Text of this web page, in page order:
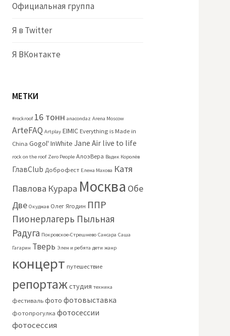
Официальная группа
Я в Twitter
Я ВКонтакте
МЕТКИ
#rockroof 16 тонн anacondaz Arena Moscow
ArteFAQ Artplay EIMIC Everything is Made in
China Gogol' InWhite Jane Air live to life
rock on the roof Zero People АлоэВера Вадик Королёв
ГлавClub Доброфест Елена Махова Катя
Павлова Курара Москва Обе
Две Окуджав Олег Ягодин ППР
Пионерлагерь Пыльная
Радуга Покровское-Стрешнево Сансара Саша
Гагарин Тверь Элен и ребята дети жанр
концерт путешествие
репортажстудия техника
фестиваль фото фотовыставка
фотопрогулка фотосессии
фотосессия